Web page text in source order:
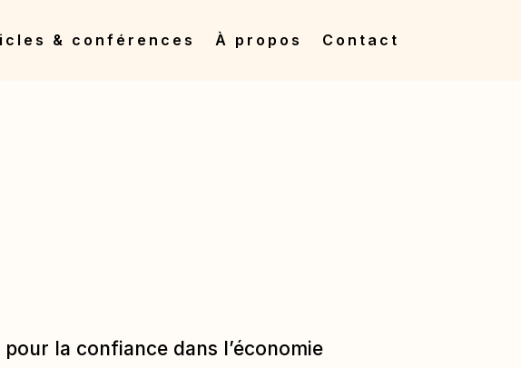
& conférences À propos Contact
la confiance dans l’économie